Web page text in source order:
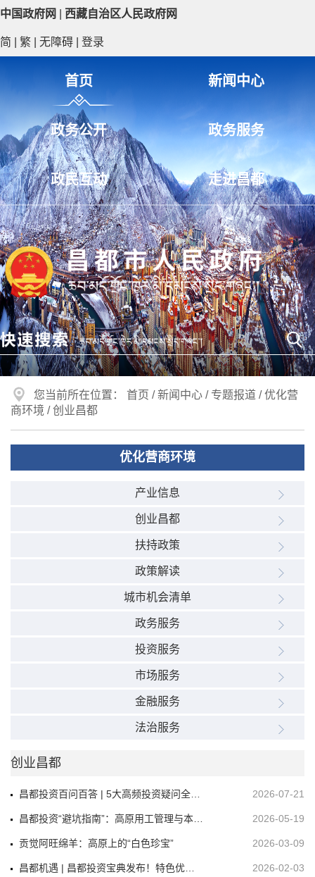
中国政府网 西藏自治区人民政府网
简 繁 无障碍 登录
首页 新闻中心
政务公开 政务服务
政民互动 走进昌都
您当前所在位置： 首页 /新闻中心 / 专题报道 /优化营
商环境 /创业昌都
优化营商环境
产业信息
创业昌都
扶持政策
政策解读
城市机会清单
政务服务
投资服务
市场服务
金融服务
法治服务
创业昌都
‌昌都投资百问百答 | 5大高频投资疑问全解答 2026-07-21
昌都投资“避坑指南”：高原用工管理与本地协作要点 2026-05-19
贡觉阿旺绵羊：高原上的“白色珍宝” 2026-03-09
昌都机遇 | 昌都投资宝典发布！特色优势与“3+1+1”全解析 2026-02-03